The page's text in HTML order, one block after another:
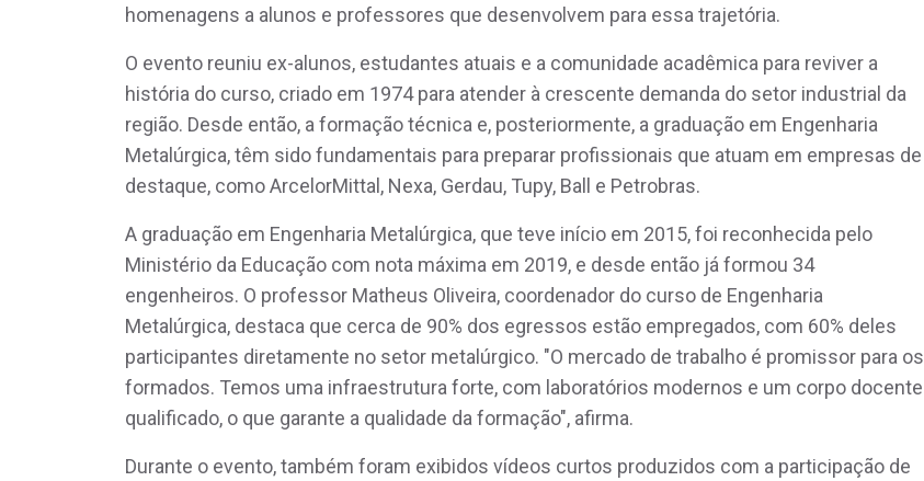
homenagens a alunos e professores que desenvolvem para essa trajetória.
O evento reuniu ex-alunos, estudantes atuais e a comunidade acadêmica para reviver a
história do curso, criado em 1974 para atender à crescente demanda do setor industrial da
região. Desde então, a formação técnica e, posteriormente, a graduação em Engenharia
Metalúrgica, têm sido fundamentais para preparar profissionais que atuam em empresas de
destaque, como ArcelorMittal, Nexa, Gerdau, Tupy, Ball e Petrobras.
A graduação em Engenharia Metalúrgica, que teve início em 2015, foi reconhecida pelo
Ministério da Educação com nota máxima em 2019, e desde então já formou 34
engenheiros. O professor Matheus Oliveira, coordenador do curso de Engenharia
Metalúrgica, destaca que cerca de 90% dos egressos estão empregados, com 60% deles
participantes diretamente no setor metalúrgico. "O mercado de trabalho é promissor para os
formados. Temos uma infraestrutura forte, com laboratórios modernos e um corpo docente
qualificado, o que garante a qualidade da formação", afirma.
Durante o evento, também foram exibidos vídeos curtos produzidos com a participação de